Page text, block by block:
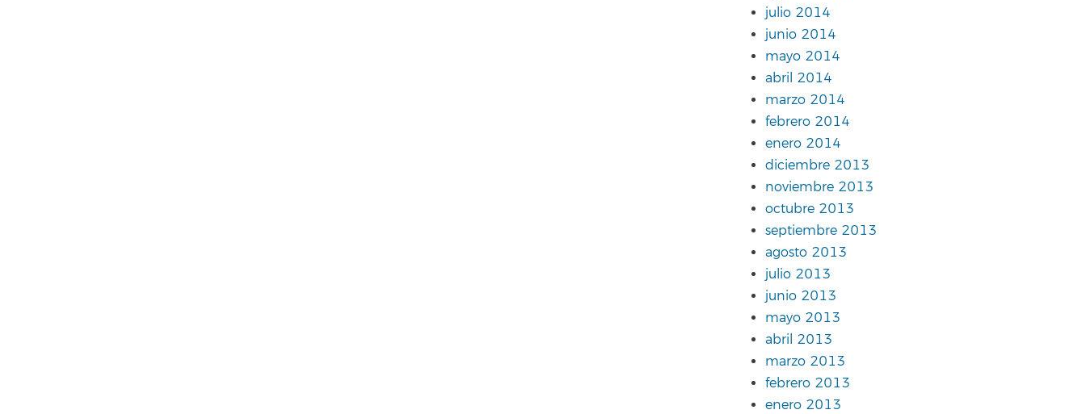
julio 2014
junio 2014
mayo 2014
abril 2014
marzo 2014
febrero 2014
enero 2014
diciembre 2013
noviembre 2013
octubre 2013
septiembre 2013
agosto 2013
julio 2013
junio 2013
mayo 2013
abril 2013
marzo 2013
febrero 2013
enero 2013